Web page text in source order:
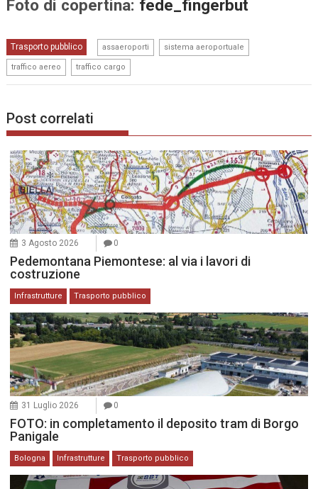
Foto di copertina: fede_fingerbut
Trasporto pubblico assaeroporti sistema aeroportuale
traffico aereo traffico cargo
Post correlati
3 Agosto 2026 0
Pedemontana Piemontese: al via i lavori di
costruzione
Infrastrutture Trasporto pubblico
31 Luglio 2026 0
FOTO: in completamento il deposito tram di Borgo
Panigale
Bologna Infrastrutture Trasporto pubblico